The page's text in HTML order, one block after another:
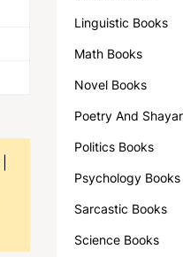
Linguistic Books
Math Books
Novel Books
Poetry And
Politics Books
Psychology Books
Sarcastic Books
Science Books